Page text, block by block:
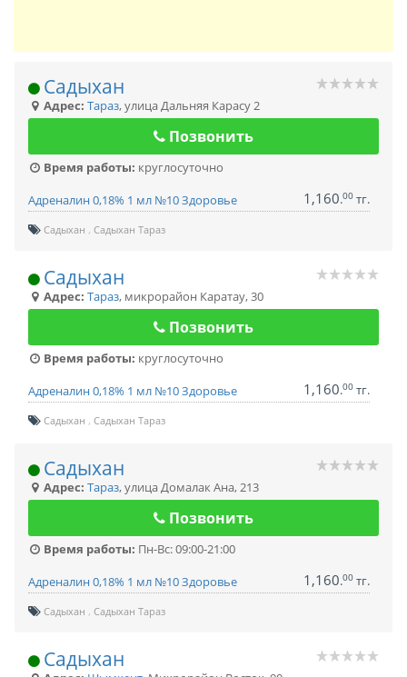
Садыхан
Адрес: Тараз,улица Дальняя Карасу 2
Позвонить
Время работы: круглосуточно
Адреналин 0,18% 1 мл №10 Здоровье
1,160.00 тг.
Садыхан Садыхан Тараз
Садыхан
Адрес: Тараз, микрорайон Каратау, 30
Позвонить
Время работы: круглосуточно
Адреналин 0,18% 1 мл №10 Здоровье
1,160.00 тг.
Садыхан Садыхан Тараз
Садыхан
Адрес: Тараз,улица Домалак Ана, 213
Позвонить
Время работы: Пн-Вс: 09:00-21:00
Адреналин 0,18% 1 мл №10 Здоровье
1,160.00 тг.
Садыхан Садыхан Тараз
Садыхан